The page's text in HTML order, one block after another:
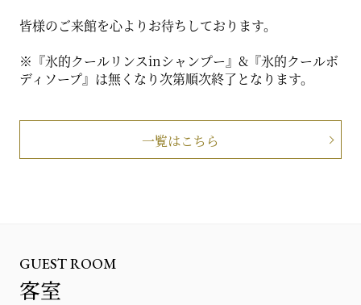
皆様のご来館を心よりお待ちしております。
※『氷的クールリンスinシャンプー』&『氷的クールボ
ディソープ』は無くなり次第順次終了となります。
一覧はこちら
GUEST ROOM
客室